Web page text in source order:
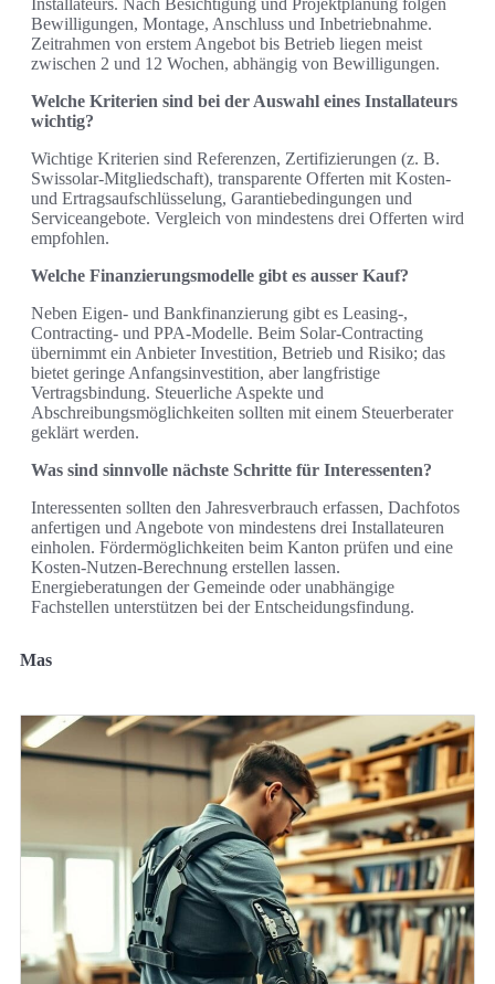
Installateurs. Nach Besichtigung und Projektplanung folgen
Bewilligungen, Montage, Anschluss und Inbetriebnahme.
Zeitrahmen von erstem Angebot bis Betrieb liegen meist
zwischen 2 und 12 Wochen, abhängig von Bewilligungen.
Welche Kriterien sind bei der Auswahl eines Installateurs
wichtig?
Wichtige Kriterien sind Referenzen, Zertifizierungen (z. B.
Swissolar-Mitgliedschaft), transparente Offerten mit Kosten-
und Ertragsaufschlüsselung, Garantiebedingungen und
Serviceangebote. Vergleich von mindestens drei Offerten wird
empfohlen.
Welche Finanzierungsmodelle gibt es ausser Kauf?
Neben Eigen- und Bankfinanzierung gibt es Leasing-,
Contracting- und PPA-Modelle. Beim Solar-Contracting
übernimmt ein Anbieter Investition, Betrieb und Risiko; das
bietet geringe Anfangsinvestition, aber langfristige
Vertragsbindung. Steuerliche Aspekte und
Abschreibungsmöglichkeiten sollten mit einem Steuerberater
geklärt werden.
Was sind sinnvolle nächste Schritte für Interessenten?
Interessenten sollten den Jahresverbrauch erfassen, Dachfotos
anfertigen und Angebote von mindestens drei Installateuren
einholen. Fördermöglichkeiten beim Kanton prüfen und eine
Kosten‑Nutzen-Berechnung erstellen lassen.
Energieberatungen der Gemeinde oder unabhängige
Fachstellen unterstützen bei der Entscheidungsfindung.
Mas